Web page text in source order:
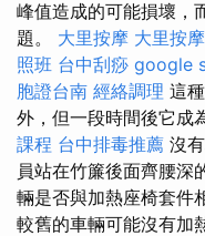
峰值造成的可能損壞，
題。 大里按摩 大里按
照班 台中刮痧 google
胞證台南 經絡調理 這
外，但一段時間後它成
課程 台中排毒推薦 沒
員站在竹簾後面齊腰深
輛是否與加熱座椅套件
較舊的車輛可能沒有加